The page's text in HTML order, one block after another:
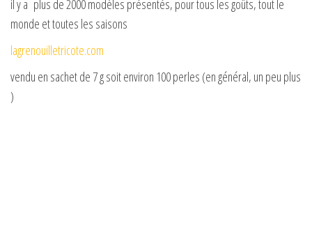
il y a plus de 2000 modèles présentés, pour tous les goûts, tout le
monde et toutes les saisons
lagrenouilletricote.com
vendu en sachet de 7 g soit environ 100 perles (en général, un peu plus
)